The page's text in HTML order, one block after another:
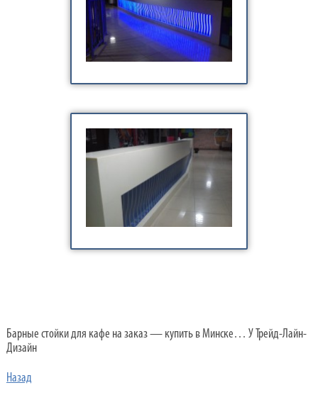
Барные стойки для кафе на заказ — купить в Минске… У Трейд-Лайн-
Дизайн
Назад